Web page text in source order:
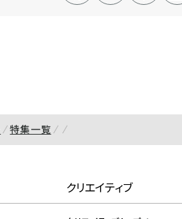
特集一覧
クリエイティブ